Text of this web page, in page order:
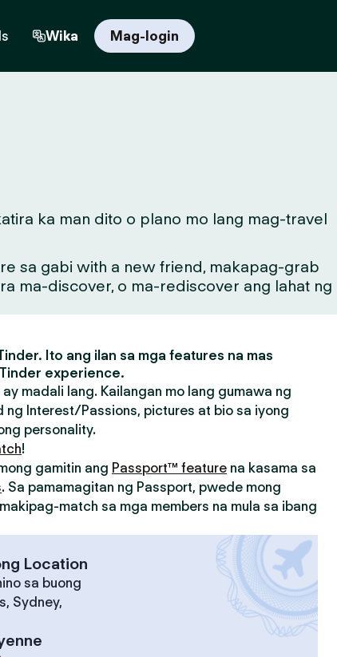
Wika Mag-login
ka man dito o plano mo lang mag-travel
sa gabi with a new friend, makapag-grab
ma-discover, o ma-rediscover ang lahat ng
Ito ang ilan sa mga features na mas
experience.
madali lang. Kailangan mo lang gumawa ng
ng Interest/Passions, pictures at bio sa iyong
personality.
!
gamitin ang Passport™ feature na kasama sa
. Sa pamamagitan ng Passport, pwede mong
match sa mga members na mula sa ibang
Location
sa buong
Sydney,